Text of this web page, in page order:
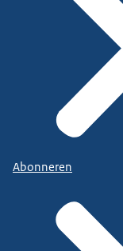
Abonneren